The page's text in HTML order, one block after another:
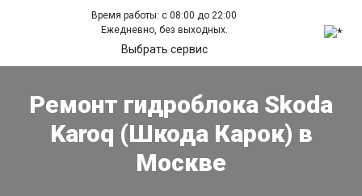
Время работы: с 08:00 до 22:00
Ежедневно, без выходных.
Выбрать сервис
Ремонт гидроблока Skoda
Karoq (Шкода Карок) в
Москве